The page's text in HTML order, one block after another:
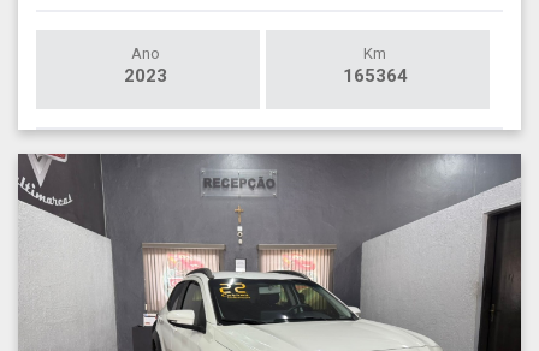
Ano
2023
Km
165364